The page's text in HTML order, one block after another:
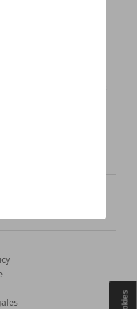
des prix recommandés
Pour connaitre le prix
montage, veuillez
Les prix recommandés